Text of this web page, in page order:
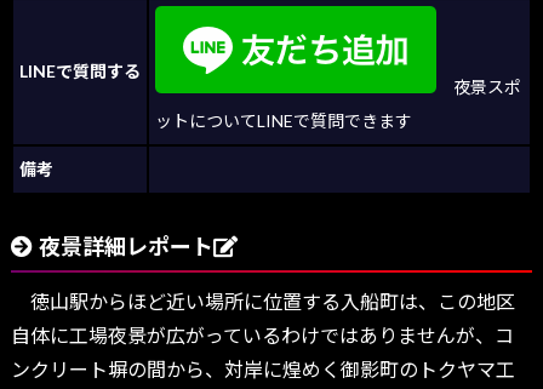
LINEで質問する
夜景スポ
ットについてLINEで質問できます
備考
夜景詳細レポート
徳山駅からほど近い場所に位置する入船町は、この地区
自体に工場夜景が広がっているわけではありませんが、コ
ンクリート塀の間から、対岸に煌めく御影町のトクヤマ工